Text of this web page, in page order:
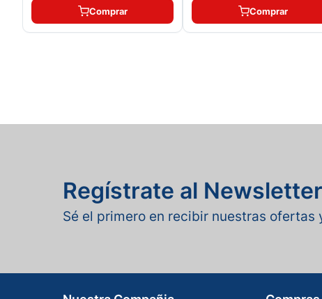
Comprar Comprar
Regístrate al Newsletter
Sé el primero en recibir nuestras ofertas